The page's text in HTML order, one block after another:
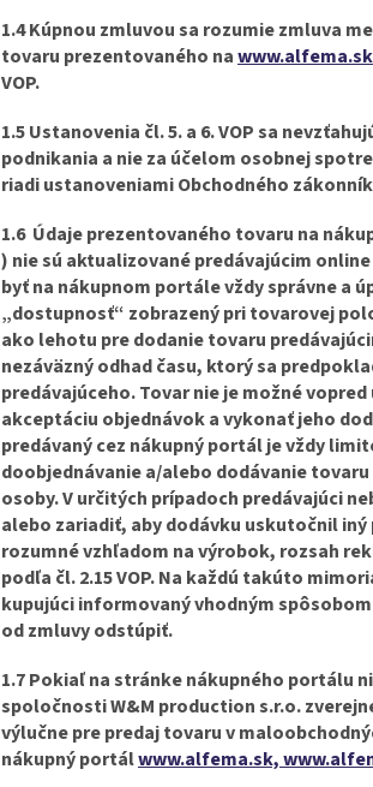
1.4 Kúpnou zmluvou sa rozumie zmluva
tovaru prezentovaného nawww.alfema.sk
VOP.
1.5 Ustanovenia čl. 5. a 6. VOP sa
podnikania a nie za účelom osobnej
riadi ustanoveniami Obchodného
1.6 Údaje prezentovaného tovaru na
) nie sú aktualizované predávajúcim
byť na nákupnom portále vždy správne a
„dostupnosť“ zobrazený pri tovarovej
ako lehotu pre dodanie tovaru
nezáväzný odhad času, ktorý sa
predávajúceho. Tovar nie je možné
akceptáciu objednávok a vykonať jeho
predávaný cez nákupný portál je vždy
doobjednávanie a/alebo dodávanie
osoby. V určitých prípadoch predávajúci
alebo zariadiť, aby dodávku uskutočnil
rozumné vzhľadom na výrobok, rozsah
podľa čl. 2.15 VOP. Na každú takúto
kupujúci informovaný vhodným
od zmluvy odstúpiť.
1.7 Pokiaľ na stránke nákupného portálu
spoločnosti W&M production s.r.o.
výlučne pre predaj tovaru v
nákupný portálwww.alfema.sk,